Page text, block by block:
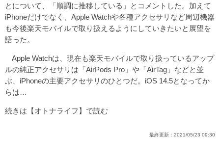
とについて、「順調に推移している」とコメントした。加えて
iPhoneだけでなく、Apple Watchや各種アクセサリなど周辺機器
も今後楽天モバイルで取り扱えるようにしていきたいと展望を
語った。
Apple Watchは、現在も楽天モバイルで取り扱っているアップ
ルの純正アクセサリは「AirPods Pro」や「AirTag」などと並
ぶ、iPhoneの主要アクセサリのひとつだ。iOS 14.5となってか
らは…
続きは【オトナライフ】で読む
最終更新： 2021/05/23 09:30